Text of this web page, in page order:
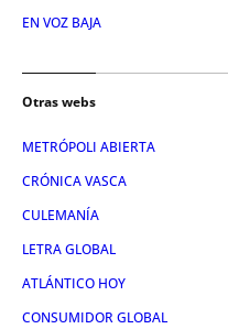
EN VOZ BAJA
Otras webs
METRÓPOLI ABIERTA
CRÓNICA VASCA
CULEMANÍA
LETRA GLOBAL
ATLÁNTICO HOY
CONSUMIDOR GLOBAL